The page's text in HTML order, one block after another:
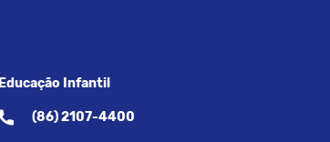
Educação Infantil
(86) 2107-4400